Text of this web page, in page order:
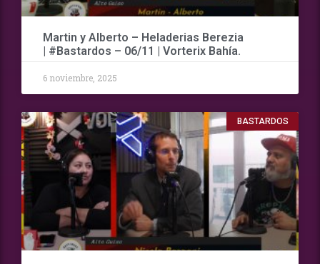
Martin y Alberto – Heladerias Berezia
| #Bastardos – 06/11 | Vorterix Bahía.
6 noviembre, 2025
BASTARDOS